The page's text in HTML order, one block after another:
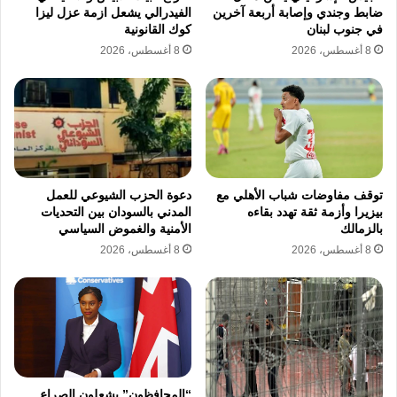
سجل شهر نيسان الماضي تحولاً نوعياً نحو ما يمكن
تسميته بالانتحار الرقمي، حيث استُخدمت خاصية
اللحظات الأخيرة. هذا النمط يحول المشاهدين إلى
شهود عيان قسريين، ويجعل من شاشة الهاتف
منصة لإيصال رسائل سياسية واجتماعية تتجاوز
الفعل الفردي. وتشير الإحصاءات إلى أن النساء
شكلن حوالي 66.6% من حالات الشهر المذكور
بواقع 14 حالة، مما يعزز فرضية “تأنيث اليأس”
المرتبط بنزاعات الحضانة والضائقة المعيشية
والقهر المنزلي الذي بات يهدد حياة المعيلات.
تتزامن هذه الموجة مع إجراءات تقشفية مشددة
وتوترات إقليمية أثرت بشكل مباشر على القدرة
ضابط وجندي وإصابة أربعة آخرين
في جنوب لبنان
8 أغسطس، 2026
الفيدرالي يشعل ازمة عزل ليزا
كوك القانونية
8 أغسطس، 2026
توقف مفاوضات شباب الأهلي مع
بيزيرا وأزمة ثقة تهدد بقاءه
بالزمالك
8 أغسطس، 2026
دعوة الحزب الشيوعي للعمل
المدني بالسودان بين التحديات
الأمنية والغموض السياسي
8 أغسطس، 2026